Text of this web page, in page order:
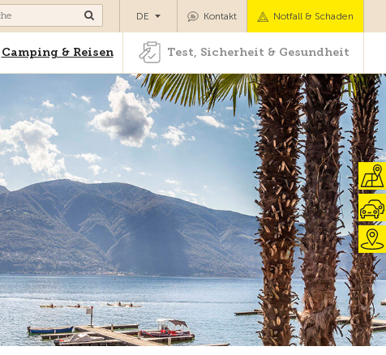
Camping & Reisen Test, Sicherheit & Gesundheit
Kontakt Notfall & Schaden
DE
Camping & Reisen Test, Sicherheit & Gesundheit